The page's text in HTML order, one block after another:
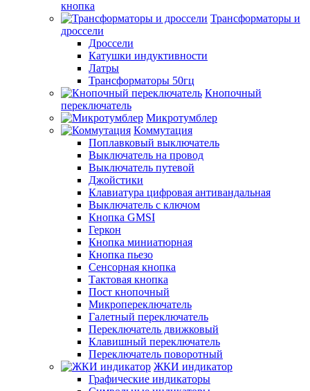
кнопка
Трансформаторы и
дроссели
Дроссели
Катушки индуктивности
Латры
Трансформаторы 50гц
Кнопочный
переключатель
Микротумблер
Коммутация
Поплавковый выключатель
Выключатель на провод
Выключатель путевой
Джойстики
Клавиатура цифровая антивандальная
Выключатель с ключом
Кнопка GMSI
Геркон
Кнопка миниатюрная
Кнопка пьезо
Сенсорная кнопка
Тактовая кнопка
Пост кнопочный
Микропереключатель
Галетный переключатель
Переключатель движковый
Клавишный переключатель
Переключатель поворотный
ЖКИ индикатор
Графические индикаторы